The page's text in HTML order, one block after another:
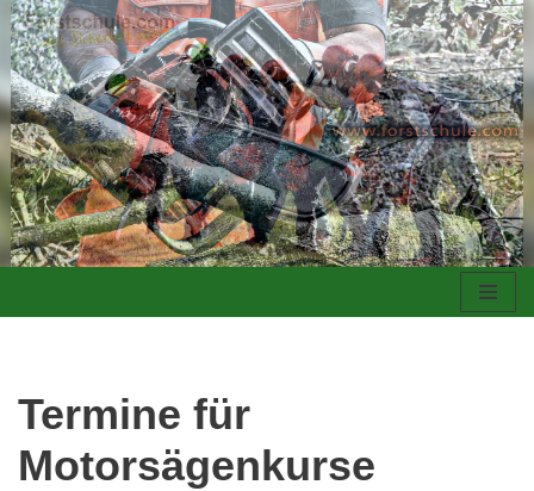
Termine für
Motorsägenkurse